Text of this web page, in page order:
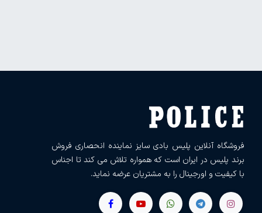
فروشگاه آنلاین پلیس بادی سایز نماینده انحصاری فروش
برند پلیس در ایران است که همواره تلاش می کند تا اجناس
با کیفیت و اورجینال را به مشتریان عرضه نماید.